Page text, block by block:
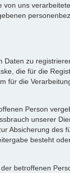
von uns
zu
die für die
für die
Person
unserer
Absicherung des
besteht
betroffenen